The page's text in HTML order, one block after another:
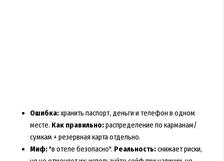
Ошибка:хранить паспорт, деньги и телефон в одном
месте. Как правильно:распределение по карманам/
сумкам + резервная карта отдельно.
Миф:"в отеле безопасно". Реальность:снижает риски,